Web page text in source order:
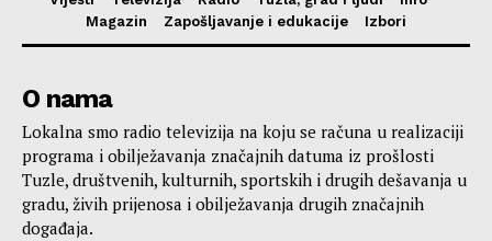
Magazin
Zapošljavanje i edukacije Izbori
O nama
Lokalna smo radio televizija na koju se računa u realizaciji
programa i obilježavanja značajnih datuma iz prošlosti
Tuzle, društvenih, kulturnih, sportskih i drugih dešavanja u
gradu, živih prijenosa i obilježavanja drugih značajnih
događaja.